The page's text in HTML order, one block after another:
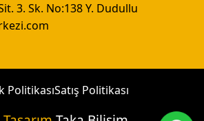
3. Sk. No:138 Y. Dudullu
PolitikasıSatış Politikası